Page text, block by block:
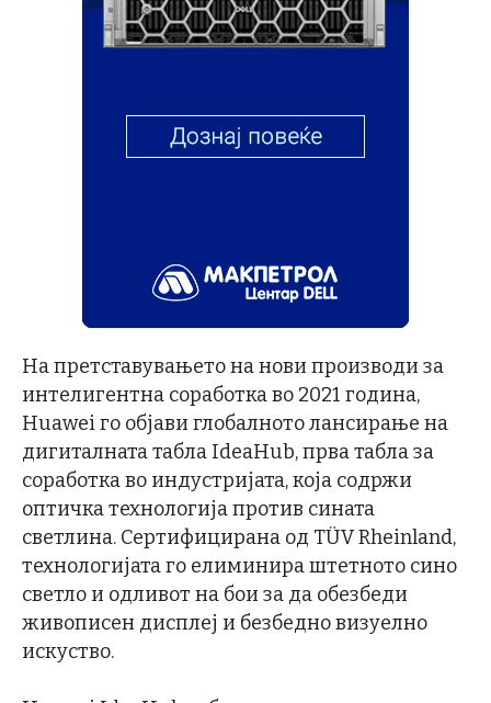
На претставувањето на нови производи за
интелигентна соработка во 2021 година,
Huawei го објави глобалното лансирање на
дигиталната табла IdeaHub, прва табла за
соработка во индустријата, која содржи
оптичка технологија против сината
светлина. Сертифицирана од TÜV Rheinland,
технологијата го елиминира штетното сино
светло и одливот на бои за да обезбеди
живописен дисплеј и безбедно визуелно
искуство.